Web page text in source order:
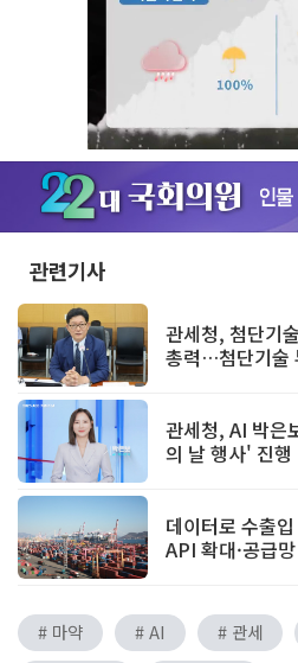
관련기사
관세청, 첨단기
총력…첨단기술
관세청, AI 박은
의 날 행사' 진행
데이터로 수출
API 확대·공급
# 마약 # AI # 관세